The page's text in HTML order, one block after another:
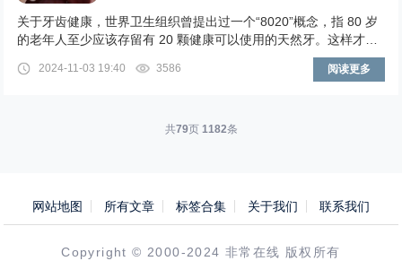
关于牙齿健康，世界卫生组织曾提出过一个“8020”概念，指 80 岁
的老年人至少应该存留有 20 颗健康可以使用的天然牙。这样才能
2024-11-03 19:40 3586 阅读更多
共79页 1182条
网站地图 所有文章 标签合集 关于我们 联系我们
Copyright © 2000-2024 非常在线 版权所有